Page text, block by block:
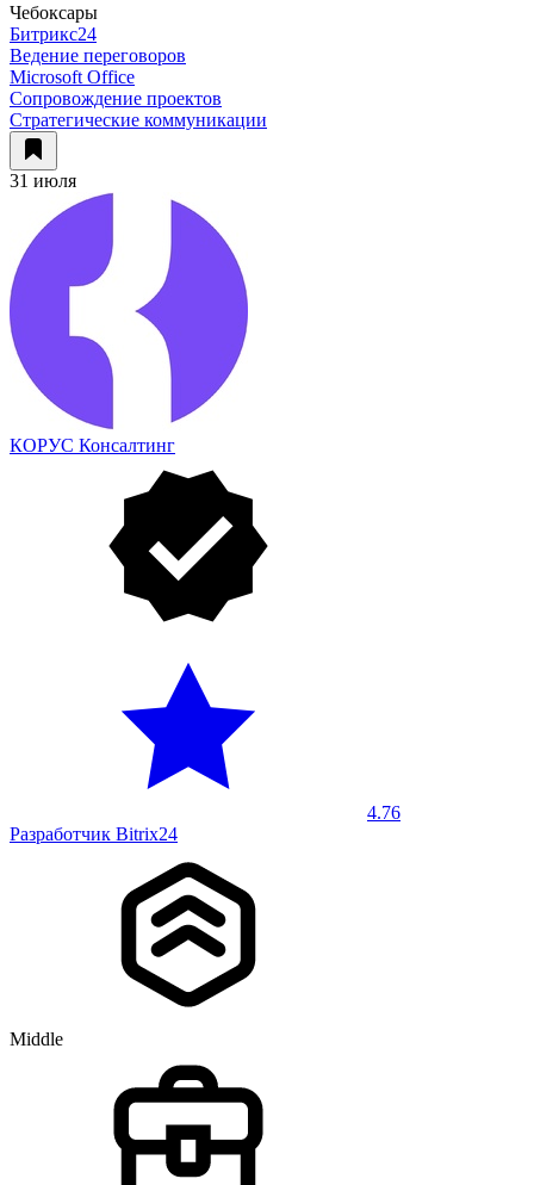
Чебоксары
Битрикс24
Ведение переговоров
Microsoft Office
Сопровождение проектов
Стратегические коммуникации
31 июля
КОРУС Консалтинг
4.76
Разработчик Bitrix24
Middle